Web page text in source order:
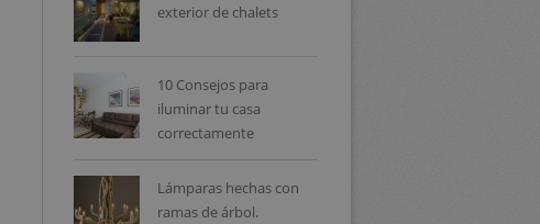
exterior de chalets
10 Consejos para
iluminar tu casa
correctamente
Lámparas hechas con
ramas de árbol.